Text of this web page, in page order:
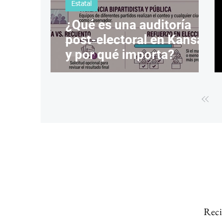
¿Qué es una auditoría
post-electoral en Kansas
y por qué importa?
Estatal